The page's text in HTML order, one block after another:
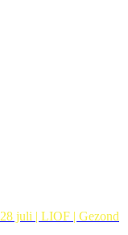
28 juli | LIOF | Gezond